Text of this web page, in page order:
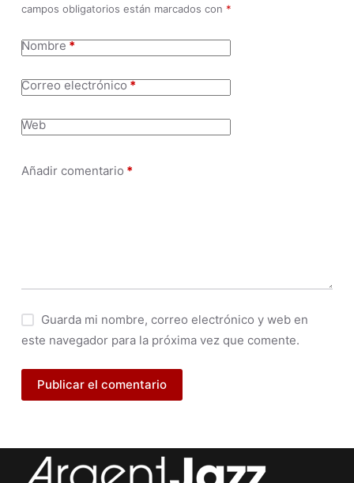
campos obligatorios están marcados con *
Nombre*
Correo electrónico*
Web
Añadir comentario *
Guarda mi nombre, correo electrónico y web en
este navegador para la próxima vez que comente.
Publicar el comentario